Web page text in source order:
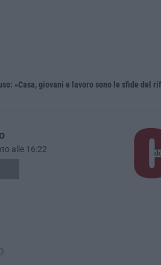
«Casa, giovani e lavoro sono le sfide del
alle 16:22